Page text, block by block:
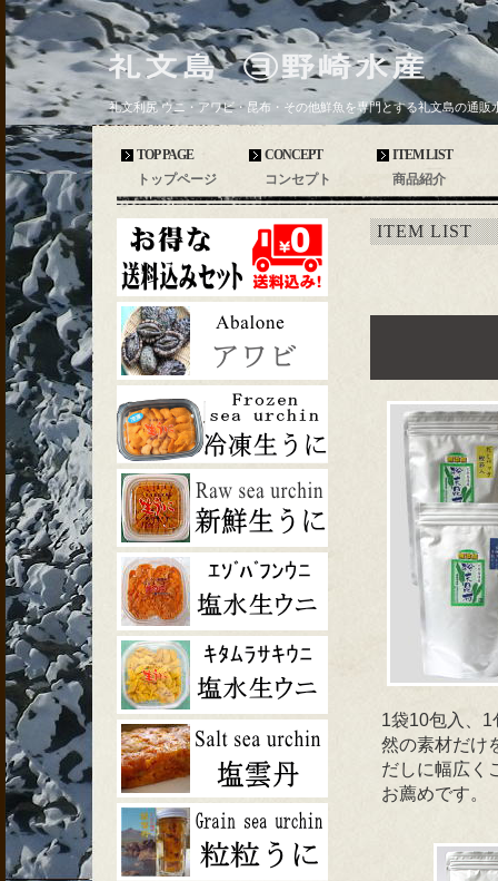
礼文利尻 ウニ・アワビ・昆布・その他鮮魚を専門とする礼文島の通販
ITEM LIST
1袋10包入、
然の素材だけ
だしに幅広く
お薦めです。
トップページ
TOP PAGE
コンセプト
CONCEPT
商品紹介
ITEM LIST